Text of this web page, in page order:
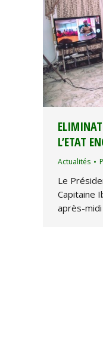
L’ETAT
Actualités
Le
Capitaine
après-midi